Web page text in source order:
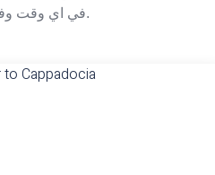
في اي وقت وفي جميع أنحاء تركيا.